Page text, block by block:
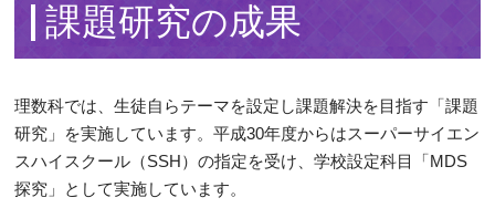
課題研究の成果
理数科では、生徒自らテーマを設定し課題解決を目指す「課題
研究」を実施しています。平成30年度からはスーパーサイエン
スハイスクール（SSH）の指定を受け、学校設定科目「MDS
探究」として実施しています。